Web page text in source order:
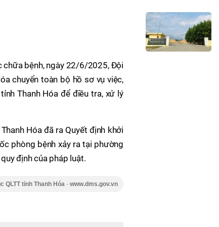
chữa bệnh, ngày 22/6/2025, Đội
chuyển toàn bộ hồ sơ vụ việc,
Thanh Hóa để điều tra, xử lý
Hóa đã ra Quyết định khởi
phòng bệnh xảy ra tại phường
định của pháp luật.
QLTT tỉnh Thanh Hóa - www.dms.gov.vn